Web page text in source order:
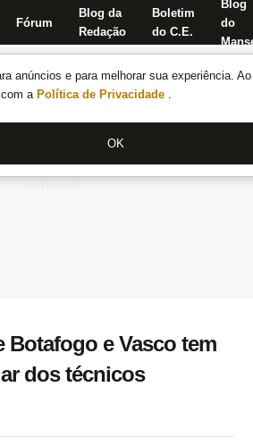
anúncios e para melhorar sua experiência.
a Política de Privacidade .
OK
Fórum
Blog da
Redação
Boletim
do C.E.
Blog
do
Botafogo e Vasco tem
dos técnicos